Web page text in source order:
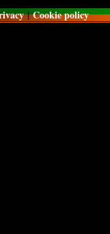
|Cookie policy